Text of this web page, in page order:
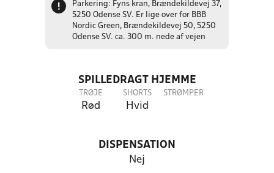
!
Parkering: Fyns kran, Brændekildevej 37,
5250 Odense SV. Er lige over for BBB
Nordic Green, Brændekildevej 50, 5250
Odense SV. ca. 300 m. nede af vejen
SPILLEDRAGT HJEMME
TRØJE
Rød
SHORTS
Hvid
STRØMPER
DISPENSATION
Nej